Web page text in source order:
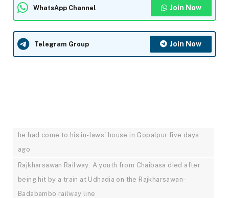
WhatsApp Channel Join Now
Telegram Group Join Now
he had come to his in-laws' house in Gopalpur five days
ago
Rajkharsawan Railway: A youth from Chaibasa died after
being hit by a train at Udhadia on the Rajkharsawan-
Badabambo railway line